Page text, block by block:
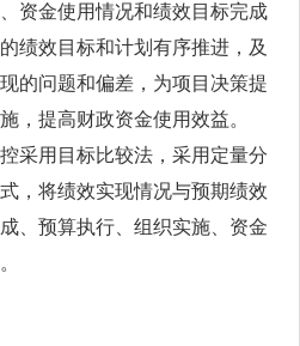
资金使用情况和绩效目标完成
绩效目标和计划有序推进，及
的问题和偏差，为项目决策提
，提高财政资金使用效益。
采用目标比较法，采用定量分
，将绩效实现情况与预期绩效
、预算执行、组织实施、资金